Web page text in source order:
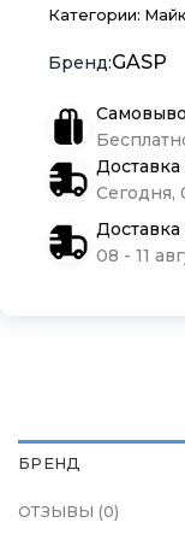
Категории:
GASP
Сегодня,
08 - 11
БРЕНД
ОТЗЫВЫ (0)
Контакты
Доставка и
Блог
Контакты
Доставка и
Блог
Контакты
Доставка и
Блог